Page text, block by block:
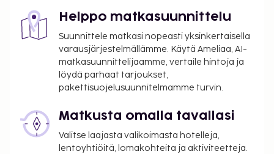
Majoituspaikka veloittaa seuraavat paikan päällä
suoritettavat maksut. Maksuihin saattaa sisältyä
sovellettavat verot:
Kaupungin perimä vero: 5.53 EUR per henkilö
per yö. Tätä veroa ei peritä alle 18 vuotta
Tässä on mainittu kaikki majoituspaikan meille
ilmoittamat maksut.
Helppo matkasuunnittelu
Suunnittele matkasi nopeasti yksinkertaisella
varausjärjestelmällämme. Käytä Ameliaa, AI-
matkasuunnittelijaamme, vertaile hintoja ja
löydä parhaat tarjoukset,
pakettisuojelusuunnitelmamme turvin.
Matkusta omalla tavallasi
Valitse laajasta valikoimasta hotelleja,
lentoyhtiöitä, lomakohteita ja aktiviteetteja.